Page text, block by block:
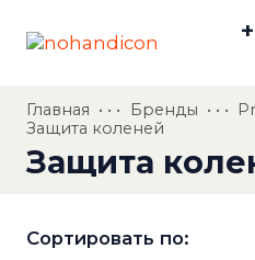
Главная • • • Бренды • • •
Защита коленей
Защита
Сортировать по: